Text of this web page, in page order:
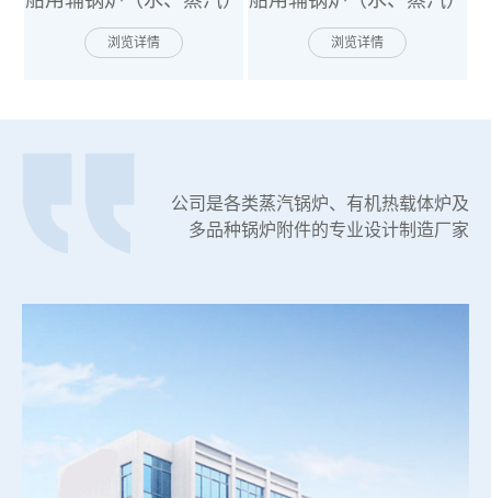
浏览详情 浏览详情
公司是各类蒸汽锅炉、有机热载体炉及
多品种锅炉附件的专业设计制造厂家